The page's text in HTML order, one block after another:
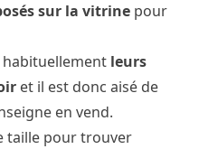
sur la vitrine pour
habituellement leurs
et il est donc aisé de
en vend.
taille pour trouver